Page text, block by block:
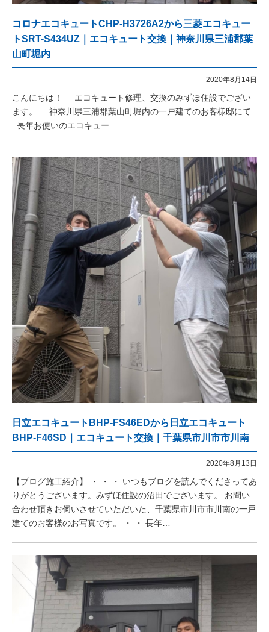
コロナエコキュートCHP-H3726A2から三菱エコキュー
トSRT-S434UZ｜エコキュート交換｜神奈川県三浦郡葉
山町堀内
2020年8月14日
こんにちは！ エコキュート修理、交換のみずほ住設でござい
ます。 神奈川県三浦郡葉山町堀内の一戸建てのお客様邸にて
長年お使いのエコキュー…
日立エコキュートBHP-FS46EDから日立エコキュート
BHP-F46SD｜エコキュート交換｜千葉県市川市市川南
2020年8月13日
【ブログ施工紹介】 ・ ・ ・ いつもブログを読んでくださってあ
りがとうございます。みずほ住設の沼田でございます。 お問い
合わせ頂きお伺いさせていただいた、千葉県市川市市川南の一戸
建てのお客様のお写真です。 ・ ・ 長年…